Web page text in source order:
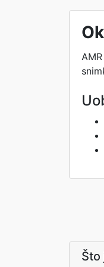
Što